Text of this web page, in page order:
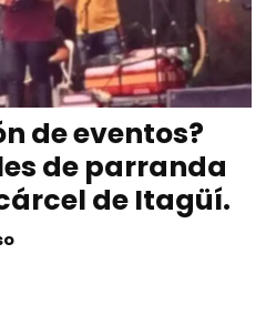
de eventos?
de parranda
de Itagüí.